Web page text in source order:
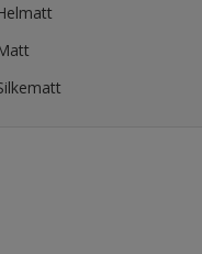
Helmatt
Matt
Silkematt